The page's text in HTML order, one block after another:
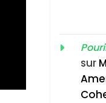
sur
Par Thérèse